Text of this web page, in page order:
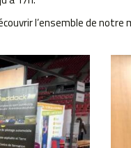
l’ensemble de